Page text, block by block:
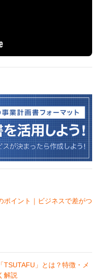
ポイント｜ビジネスで差がつ
TSUTAFU」とは？特徴・メ
解説